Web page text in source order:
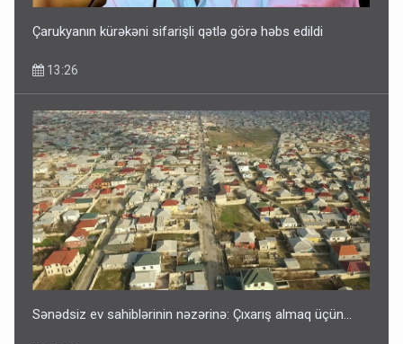
Çarukyanın kürəkəni sifarişli qətlə görə həbs edildi
13:26
Sənədsiz ev sahiblərinin nəzərinə: Çıxarış almaq üçün...